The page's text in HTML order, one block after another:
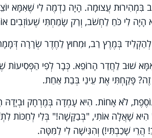
עֲצוּמָה. הָיָה נִדְמֶה לִי שֶׁאִמָּא
הָיָה לִי כֹּחַ לַחְשֹׁב, וְרַק שָׂמַחְתִּי שֶׁעוֹזְבִים
בְּמֶרֶץ רַב, וּמִחוּץ לַחֶדֶר שְׂרָרָה
שׁוּב לַחֲדַר הָרוֹפֵא. כְּבָר לְפִי הַפְּסִיעוֹת
זֶה? פָּקַחְתִּי אֶת עֵינַי בְּבַת אַחַת.
לֹא אָחוֹת. הִיא עָמְדָה בְּמֶרְחָק וּבְיָדָהּ
שָׁאֲלָה אוֹתִי, "בְּבַקָּשָׁה!" בְּלִי לְחַכּוֹת
הֲרֵי שָׁכַבְתִּי!) וְהִגִּישָׁה לִי לַמִּטָּה.